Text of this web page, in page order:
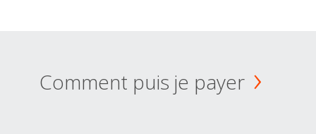
Comment puis je payer